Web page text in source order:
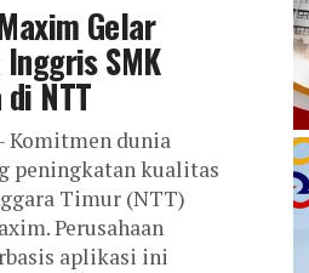
Gelar
SMK
NTT
Komitmen dunia
peningkatan kualitas
Timur (NTT)
Perusahaan
aplikasi ini